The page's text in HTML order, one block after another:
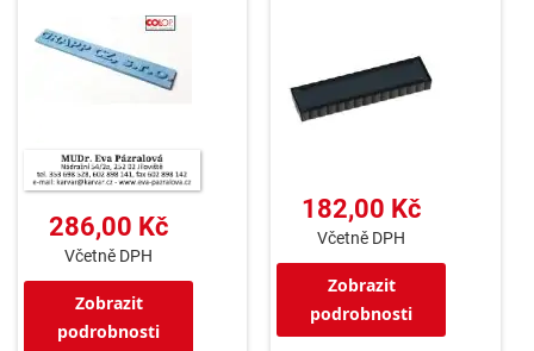
286,00 Kč
Včetně DPH
Zobrazit
podrobnosti
182,00 Kč
Včetně DPH
Zobrazit
podrobnosti